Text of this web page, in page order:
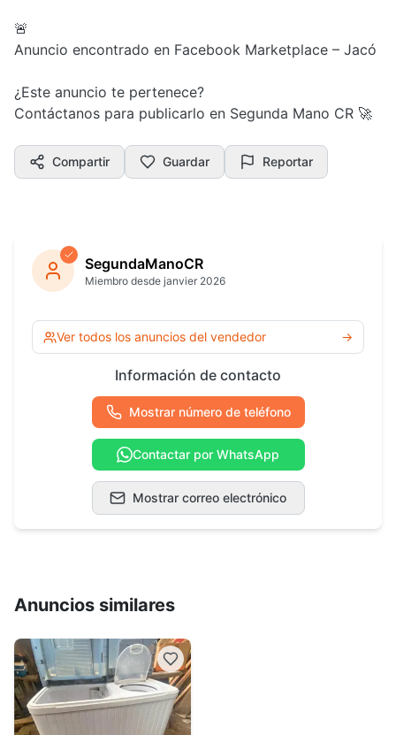
🚨
Anuncio encontrado en Facebook Marketplace – Jacó
¿Este anuncio te pertenece?
Contáctanos para publicarlo en Segunda Mano CR 🚀
Compartir Guardar Reportar
SegundaManoCR
Miembro desde janvier 2026
Ver todos los anuncios del vendedor →
Información de contacto
Mostrar número de teléfono
Contactar por WhatsApp
Mostrar correo electrónico
Anuncios similares